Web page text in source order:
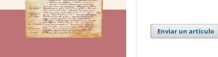
Enviar un artículo